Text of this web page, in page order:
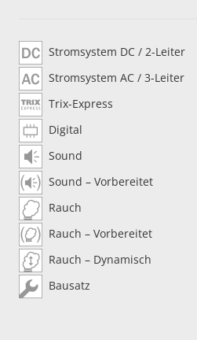
Stromsystem DC / 2-Leiter
Stromsystem AC / 3-Leiter
Trix-Express
Digital
Sound
Sound – Vorbereitet
Rauch
Rauch – Vorbereitet
Rauch – Dynamisch
Bausatz